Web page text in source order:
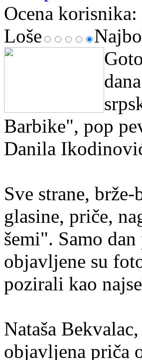
Ocena korisnika:
Loše
Barbike", pop
Danila
Sve strane,
glasine, priče,
šemi". Samo
objavljene su
pozirali kao
Nataša
objavljena priča